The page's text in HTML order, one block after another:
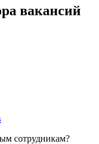
вакансий
сотрудникам?